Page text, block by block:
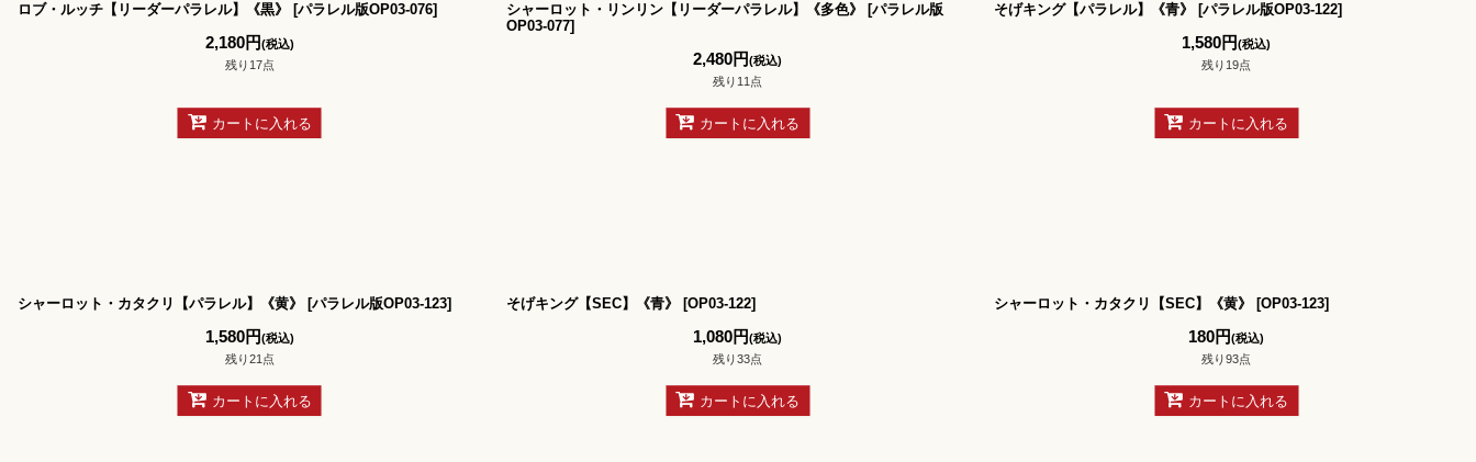
ロブ・ルッチ【リーダーパラレル】《黒》 [パラレル版OP03-076]
2,180円(税込)
残り17点
カートに入れる
シャーロット・リンリン【リーダーパラレル】《多色》 [パラレル版
OP03-077]
2,480円(税込)
残り11点
カートに入れる
そげキング【パラレル】《青》 [パラレル版OP03-122]
1,580円(税込)
残り19点
カートに入れる
シャーロット・カタクリ【パラレル】《黄》 [パラレル版OP03-123]
1,580円(税込)
残り21点
カートに入れる
そげキング【SEC】《青》 [OP03-122]
1,080円(税込)
残り33点
カートに入れる
シャーロット・カタクリ【SEC】《黄》 [OP03-123]
180円(税込)
残り93点
カートに入れる